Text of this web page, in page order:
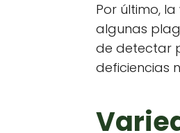
Por último,
algunas
de detectar
deficiencias